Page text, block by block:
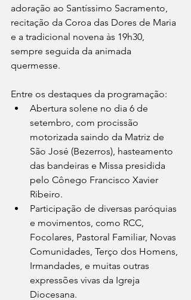
adoração ao Santíssimo Sacramento,
recitação da Coroa das Dores de Maria
e a tradicional novena às 19h30,
sempre seguida da animada
quermesse.
Entre os destaques da programação:
Abertura solene no dia 6 de
setembro, com procissão
motorizada saindo da Matriz de
São José (Bezerros), hasteamento
das bandeiras e Missa presidida
pelo Cônego Francisco Xavier
Ribeiro.
Participação de diversas paróquias
e movimentos, como RCC,
Focolares, Pastoral Familiar, Novas
Comunidades, Terço dos Homens,
Irmandades, e muitas outras
expressões vivas da Igreja
Diocesana.